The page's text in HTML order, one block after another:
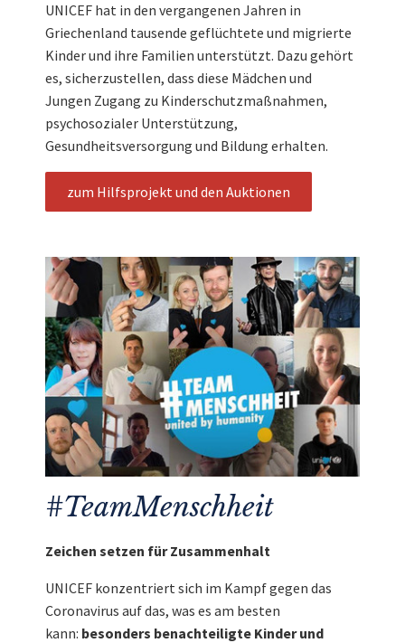
UNICEF hat in den vergangenen Jahren in
Griechenland tausende geflüchtete und migrierte
Kinder und ihre Familien unterstützt. Dazu gehört
es, sicherzustellen, dass diese Mädchen und
Jungen Zugang zu Kinderschutzmaßnahmen,
psychosozialer Unterstützung,
Gesundheitsversorgung und Bildung erhalten.
zum Hilfsprojekt und den Auktionen
#TeamMenschheit
Zeichen setzen für Zusammenhalt
UNICEF konzentriert sich im Kampf gegen das
Coronavirus auf das, was es am besten
kann: besonders benachteiligte Kinder und